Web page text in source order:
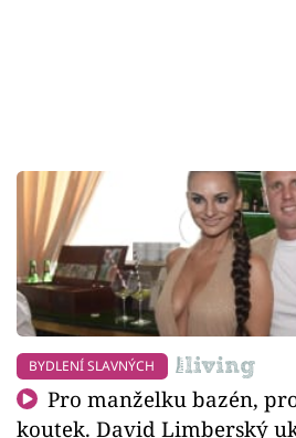
BYDLENÍ SLAVNÝCH
Pro manželku bazén,
koutek. David Limberský